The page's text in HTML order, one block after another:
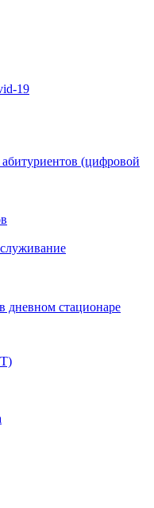
19
(цифровой
дневном стационаре